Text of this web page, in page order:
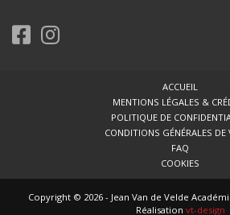
ACCUEIL
MENTIONS LÉGALES &
POLITIQUE DE
CONDITIONS GÉNÉRALES DE
FAQ
COOKIES
Copyright © 2026 - Jean Van de Velde
Réalisation vt-design